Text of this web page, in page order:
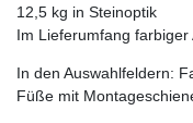
12,5 kg in Steinoptik
Im Lieferumfang farbiger
In den Auswahlfeldern:
Füße mit